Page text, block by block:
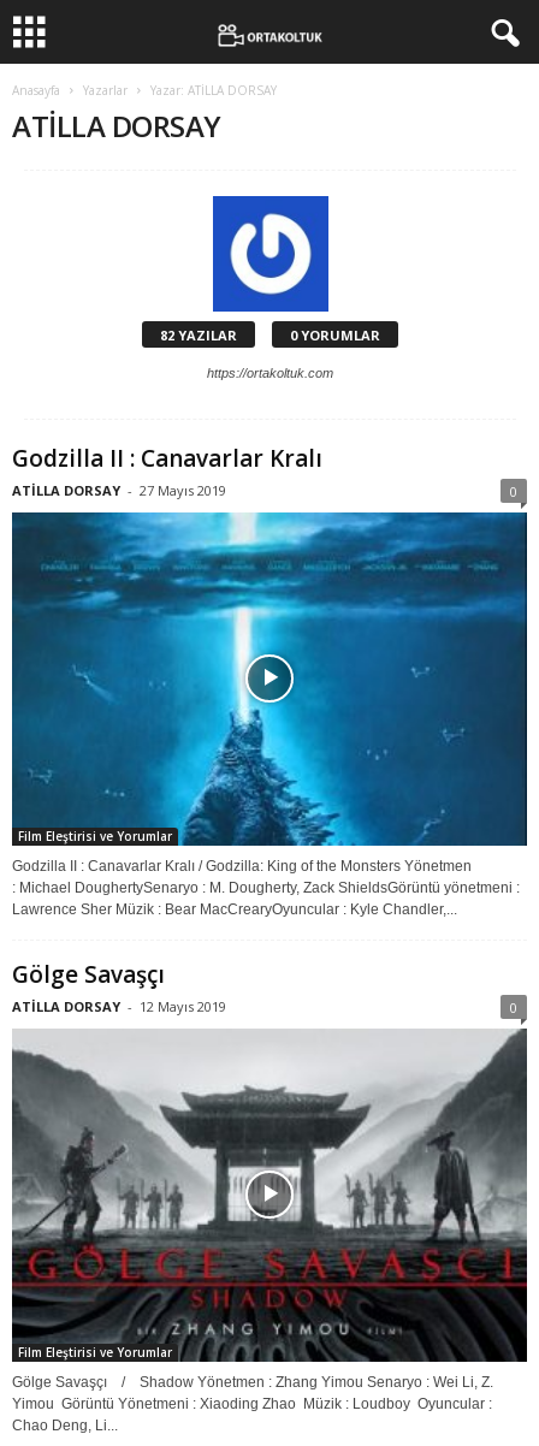
Anasayfa Yazarlar Yazar: ATİLLA DORSAY
ATİLLA DORSAY
82 YAZILAR 0 YORUMLAR
https://ortakoltuk.com
Godzilla II : Canavarlar Kralı
ATİLLA DORSAY - 27 Mayıs 2019 0
Film Eleştirisi ve Yorumlar
Godzilla II : Canavarlar Kralı / Godzilla: King of the Monsters Yönetmen
: Michael DoughertySenaryo : M. Dougherty, Zack ShieldsGörüntü yönetmeni :
Lawrence Sher Müzik : Bear MacCrearyOyuncular : Kyle Chandler,...
Gölge Savaşçı
ATİLLA DORSAY - 12 Mayıs 2019 0
Film Eleştirisi ve Yorumlar
Gölge Savaşçı / Shadow Yönetmen : Zhang Yimou Senaryo : Wei Li, Z.
Yimou Görüntü Yönetmeni : Xiaoding Zhao Müzik : Loudboy Oyuncular :
Chao Deng, Li...